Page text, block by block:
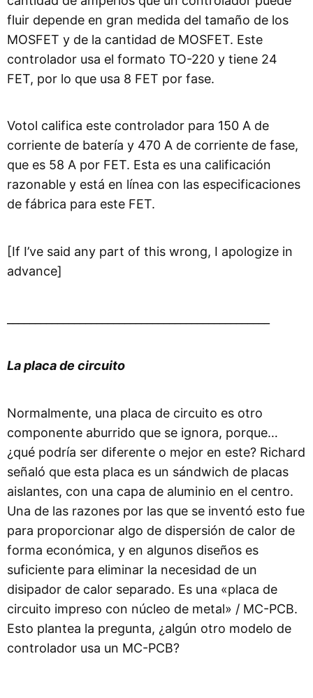
fluir depende en gran medida del tamaño de los
MOSFET y de la cantidad de MOSFET. Este
controlador usa el formato TO-220 y tiene 24
FET, por lo que usa 8 FET por fase.
Votol califica este controlador para 150 A de
corriente de batería y 470 A de corriente de fase,
que es 58 A por FET. Esta es una calificación
razonable y está en línea con las especificaciones
de fábrica para este FET.
[If I’ve said any part of this wrong, I apologize in
advance]
La placa de circuito
Normalmente, una placa de circuito es otro
componente aburrido que se ignora, porque…
¿qué podría ser diferente o mejor en este? Richard
señaló que esta placa es un sándwich de placas
aislantes, con una capa de aluminio en el centro.
Una de las razones por las que se inventó esto fue
para proporcionar algo de dispersión de calor de
forma económica, y en algunos diseños es
suficiente para eliminar la necesidad de un
disipador de calor separado. Es una «placa de
circuito impreso con núcleo de metal» / MC-PCB.
Esto plantea la pregunta, ¿algún otro modelo de
controlador usa un MC-PCB?